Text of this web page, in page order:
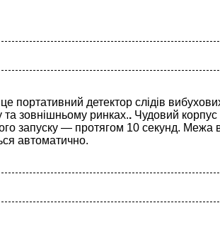
портативний детектор слідів
зовнішньому ринках.. Чудовий корпус
запуску — протягом 10 секунд.
автоматично.